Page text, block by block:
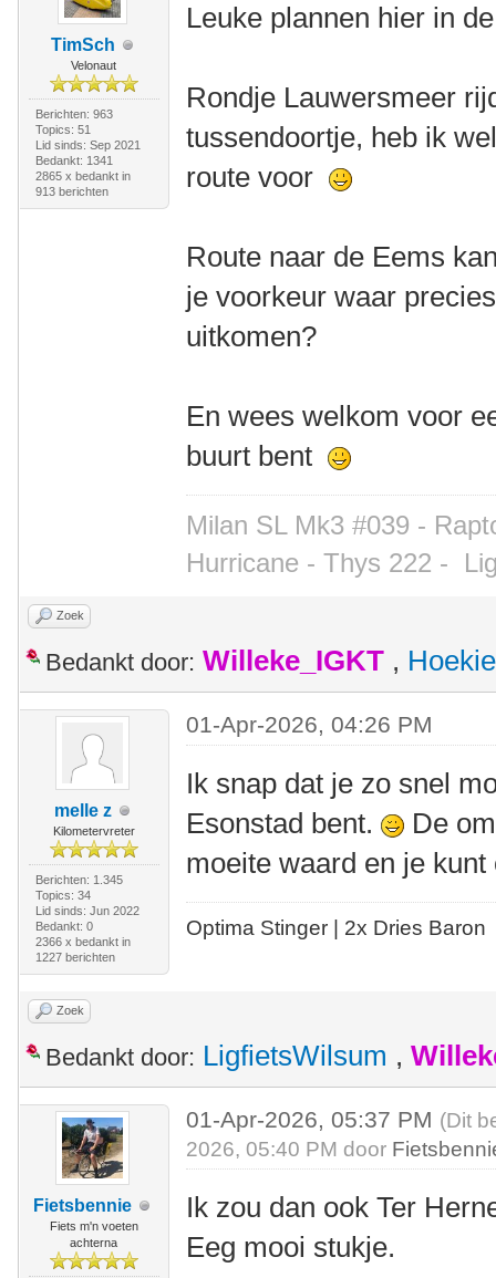
TimSch
Velonaut
Berichten: 963
Topics: 51
Lid sinds: Sep 2021
Bedankt: 1341
2865 x bedankt in
913 berichten
Leuke plannen hier in
Rondje Lauwersmeer
tussendoortje, heb ik
route voor
Route naar de Eems
je voorkeur waar
uitkomen?
En wees welkom voor
buurt bent
Milan SL Mk3 #039 -
Hurricane - Thys 222 -
Zoek
Bedankt door: Willeke_IGKT , Hoekie
melle z
Kilometervreter
Berichten: 1.345
Topics: 34
Lid sinds: Jun 2022
Bedankt: 0
2366 x bedankt in
1227 berichten
01-Apr-2026, 04:26 PM
Ik snap dat je zo snel
Esonstad bent.
De
moeite waard en je
Optima Stinger | 2x Dries Baron
Zoek
Bedankt door: LigfietsWilsum ,
Fietsbennie
Fiets m'n voeten
achterna
01-Apr-2026, 05:37 PM (Dit
2026, 05:40 PM door
Ik zou dan ook Ter
Eeg mooi stukje.